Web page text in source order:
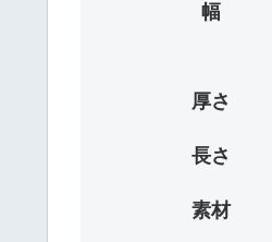
幅
厚さ
長さ
素材